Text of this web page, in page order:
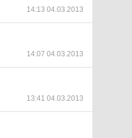
14:13 04.03.2013
14:07 04.03.2013
13:41 04.03.2013